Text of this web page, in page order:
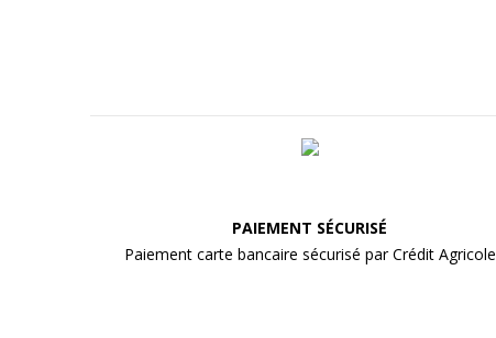
PAIEMENT SÉCURISÉ
Paiement carte bancaire sécurisé par Crédit Agricole